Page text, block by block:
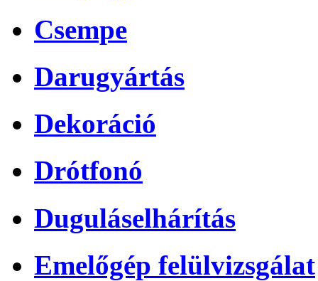
Csempe
Darugyártás
Dekoráció
Drótfonó
Duguláselhárítás
Emelőgép felülvizsgálat